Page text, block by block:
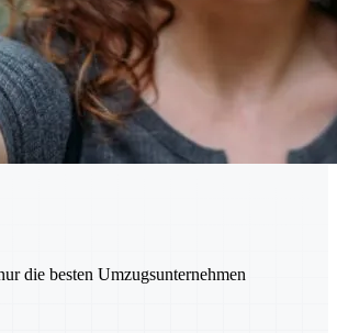
die besten Umzugsunternehmen